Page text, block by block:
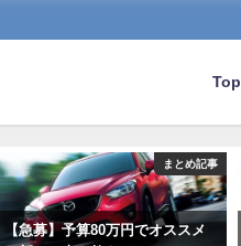
Top
まとめ記事
【急募】予算80万円でオススメ